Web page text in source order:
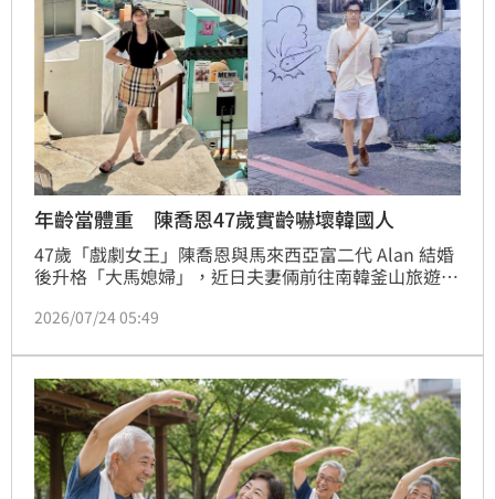
年齡當體重 陳喬恩47歲實齡嚇壞韓國人
47歲「戲劇女王」陳喬恩與馬來西亞富二代 Alan 結婚
後升格「大馬媳婦」，近日夫妻倆前往南韓釜山旅遊，
竟被工作人員誤以為是體重，得知是實齡後更驚呼不敢
「暗爽在心裡」，過去不藏私分享的獨門凍齡保養祕訣
也再次引發網友熱議。
2026/07/24 05:49